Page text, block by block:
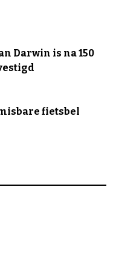
Darwin is na 150
fietsbel